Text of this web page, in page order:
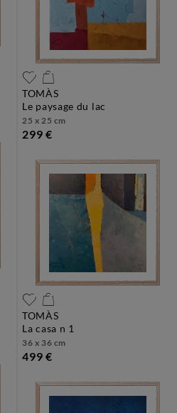
TOMÀS
le paysage du lac
25 x 25 cm
299 €
TOMÀS
la casa n 1
36 x 36 cm
499 €